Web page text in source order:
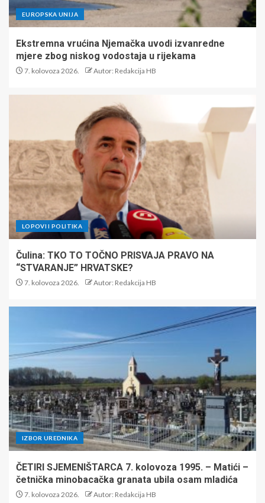
EUROPSKA UNIJA
Ekstremna vrućina Njemačka uvodi izvanredne
mjere zbog niskog vodostaja u rijekama
7. kolovoza 2026. Autor: Redakcija HB
LOPOVI I POLITIKA
Čulina: TKO TO TOČNO PRISVAJA PRAVO NA
“STVARANJE” HRVATSKE?
7. kolovoza 2026. Autor: Redakcija HB
IZBOR UREDNIKA
ČETIRI SJEMENIŠTARCA 7. kolovoza 1995. – Matići –
četnička minobacačka granata ubila osam mladića
7. kolovoza 2026. Autor: Redakcija HB